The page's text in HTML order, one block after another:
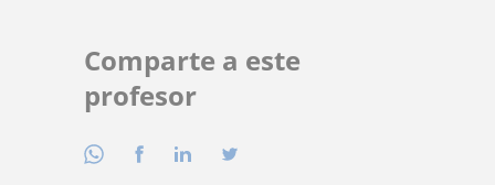
Comparte a este
profesor